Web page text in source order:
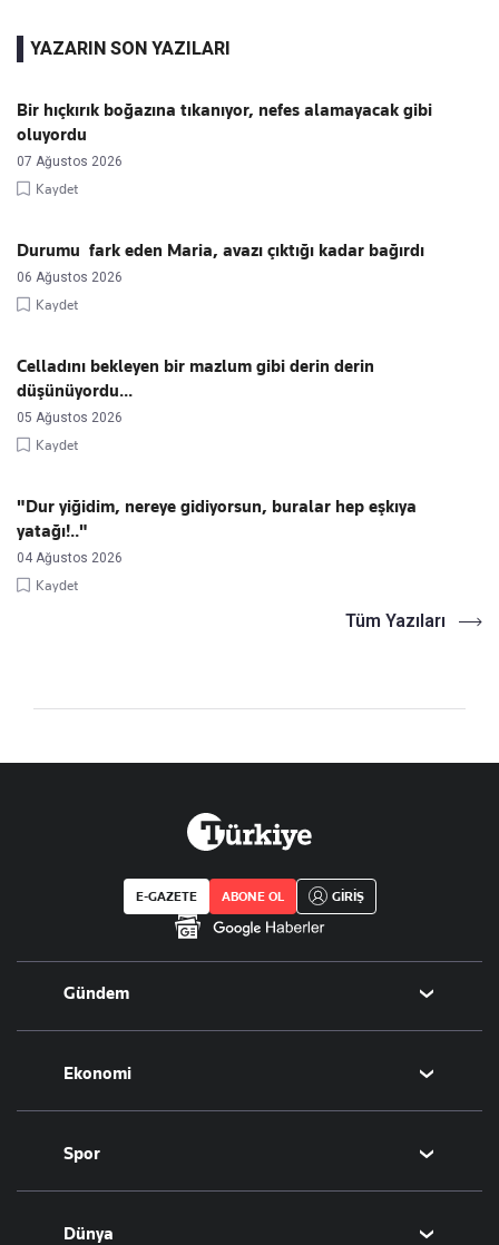
YAZARIN SON YAZILARI
Bir hıçkırık boğazına tıkanıyor, nefes alamayacak gibi
oluyordu
07 Ağustos 2026
Kaydet
Durumu fark eden Maria, avazı çıktığı kadar bağırdı
06 Ağustos 2026
Kaydet
Celladını bekleyen bir mazlum gibi derin derin
düşünüyordu...
05 Ağustos 2026
Kaydet
"Dur yiğidim, nereye gidiyorsun, buralar hep eşkıya
yatağı!.."
04 Ağustos 2026
Kaydet
Tüm Yazıları
E-GAZETE ABONE OL GİRİŞ
Gündem
Politika
Eğitim
Ekonomi
Borsa
Altın
Döviz
Hisse Senedi
Spor
Futbol
Puan Durumu
Dünya